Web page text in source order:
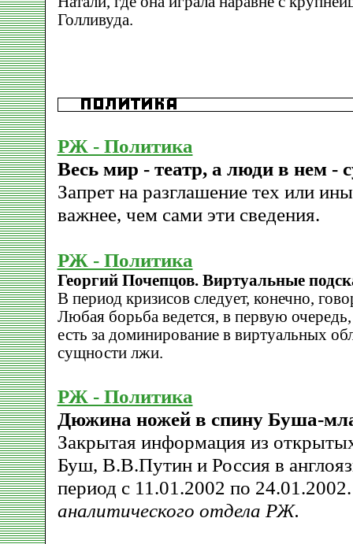
Голливуда.
РЖ - Политика
Весь мир - театр, а люди в нем -
Запрет на разглашение тех или
важнее, чем сами эти сведения.
РЖ - Политика
Георгий Почепцов. Виртуальные
В период кризисов следует, конечно,
Любая борьба ведется, в первую
есть за доминирование в виртуальных
сущности лжи.
РЖ - Политика
Дюжина ножей в спину Буша-
Закрытая информация из
Буш, В.В.Путин и Россия в
период с 11.01.2002 по
аналитического отдела РЖ.